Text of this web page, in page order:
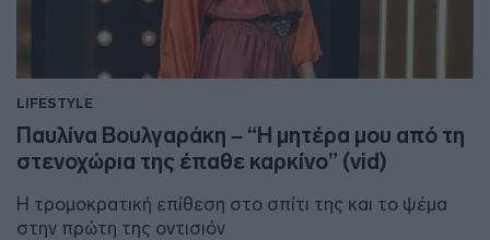
LIFESTYLE
Παυλίνα Βουλγαράκη – “Η μητέρα μου από τη
στενοχώρια της έπαθε καρκίνο” (vid)
Η τρομοκρατική επίθεση στο σπίτι της και το ψέμα
στην πρώτη της οντισιόν